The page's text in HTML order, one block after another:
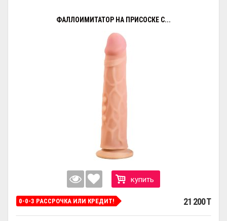
ФАЛЛОИМИТАТОР НА ПРИСОСКЕ С...
купить
0-0-3 РАССРОЧКА ИЛИ КРЕДИТ! 21 200 T